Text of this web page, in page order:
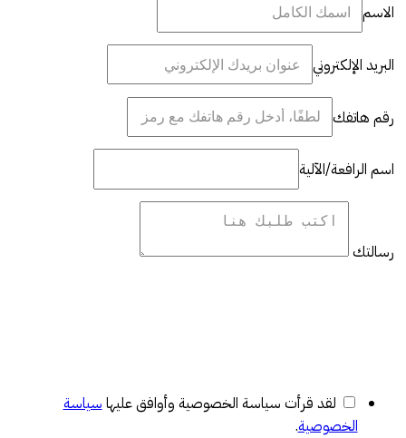
الاسم
البريد الإلكتروني
رقم هاتفك
اسم الرافعة/الآلية
رسالتك
لقد قرأت سياسة الخصوصية وأوافق عليها سياسة
الخصوصية.